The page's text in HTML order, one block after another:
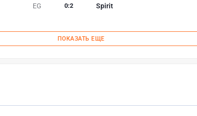
EG Spirit
0:2
ПОКАЗАТЬ ЕЩЕ